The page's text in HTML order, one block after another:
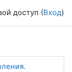
доступ (Вход)